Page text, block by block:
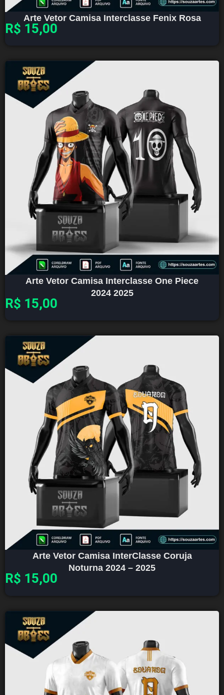
Arte Vetor Camisa Interclasse Fenix Rosa
R$ 15,00
Arte Vetor Camisa Interclasse One Piece
2024 2025
R$ 15,00
Arte Vetor Camisa InterClasse Coruja
Noturna 2024 – 2025
R$ 15,00